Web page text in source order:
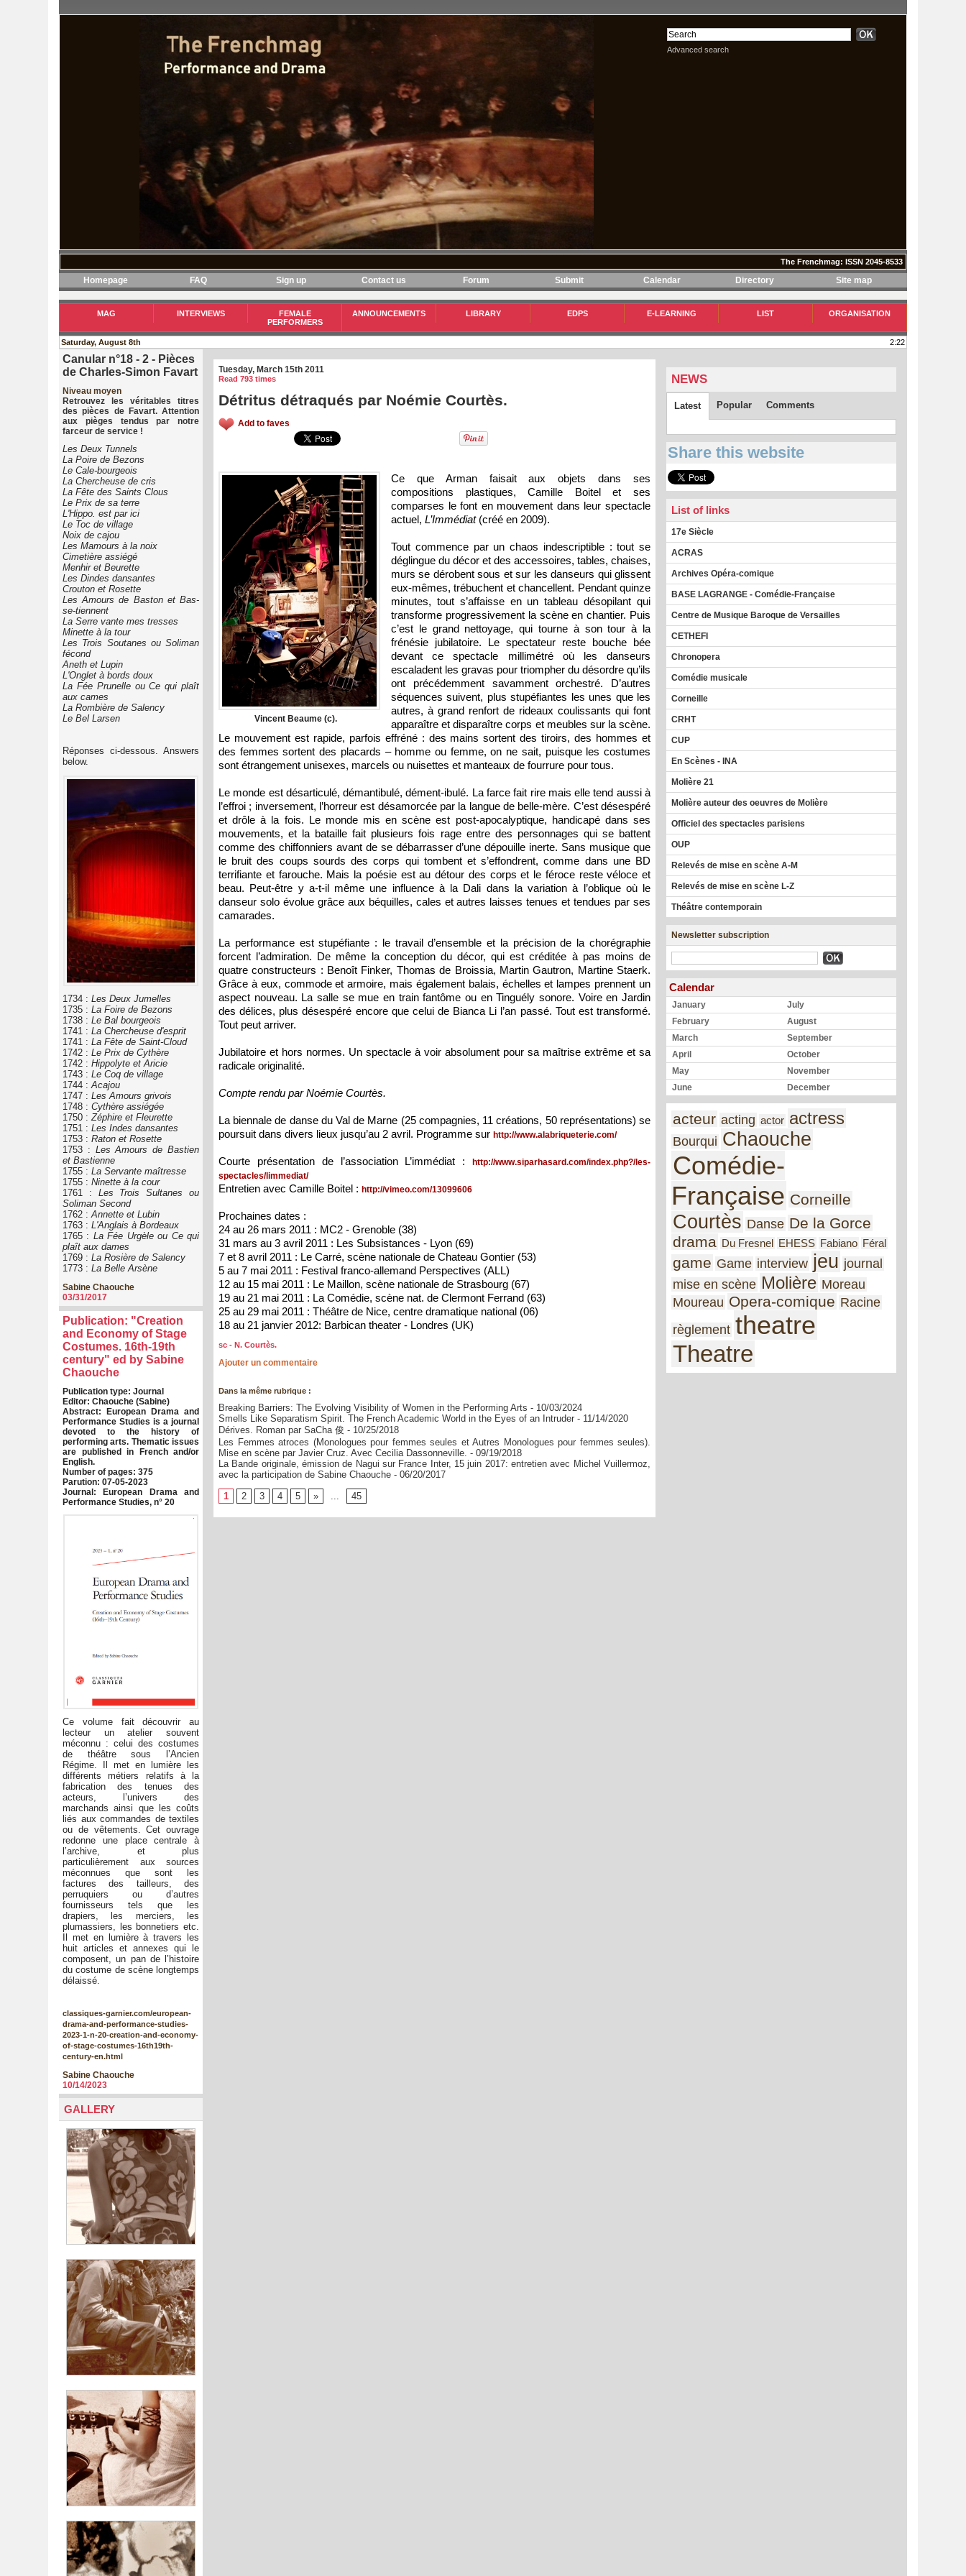
Advanced search
The Frenchmag: ISSN 2045-8533
Homepage FAQ Sign up Contact us Forum Submit Calendar Directory Site map
MAG INTERVIEWS
FEMALE
PERFORMERS
ANNOUNCEMENTS LIBRARY EDPS E-LEARNING LIST ORGANISATION
Saturday, August 8th 2:22
Canular n°18 - 2 - Pièces
de Charles-Simon Favart
Niveau moyen
Retrouvez les véritables titres
des pièces de Favart. Attention
aux pièges tendus par notre
farceur de service !
Les Deux Tunnels
La Poire de Bezons
Le Cale-bourgeois
La Chercheuse de cris
La Fête des Saints Clous
Le Prix de sa terre
L'Hippo. est par ici
Le Toc de village
Noix de cajou
Les Mamours à la noix
Cimetière assiégé
Menhir et Beurette
Les Dindes dansantes
Crouton et Rosette
Les Amours de Baston et Bas-
se-tiennent
La Serre vante mes tresses
Minette à la tour
Les Trois Soutanes ou Soliman
fécond
Aneth et Lupin
L'Onglet à bords doux
La Fée Prunelle ou Ce qui plaît
aux cames
La Rombière de Salency
Le Bel Larsen
Réponses ci-dessous. Answers
below.
1734 : Les Deux Jumelles
1735 : La Foire de Bezons
1738 : Le Bal bourgeois
1741 : La Chercheuse d'esprit
1741 : La Fête de Saint-Cloud
1742 : Le Prix de Cythère
1742 : Hippolyte et Aricie
1743 : Le Coq de village
1744 : Acajou
1747 : Les Amours grivois
1748 : Cythère assiégée
1750 : Zéphire et Fleurette
1751 : Les Indes dansantes
1753 : Raton et Rosette
1753 : Les Amours de Bastien
et Bastienne
1755 : La Servante maîtresse
1755 : Ninette à la cour
1761 : Les Trois Sultanes ou
Soliman Second
1762 : Annette et Lubin
1763 : L'Anglais à Bordeaux
1765 : La Fée Urgèle ou Ce qui
plaît aux dames
1769 : La Rosière de Salency
1773 : La Belle Arsène
Sabine Chaouche
03/31/2017
Publication: "Creation
and Economy of Stage
Costumes. 16th-19th
century" ed by Sabine
Chaouche
Publication type: Journal
Editor: Chaouche (Sabine)
Abstract: European Drama and
Performance Studies is a journal
devoted to the history of
performing arts. Thematic issues
are published in French and/or
English.
Number of pages: 375
Parution: 07-05-2023
Journal: European Drama and
Performance Studies, n° 20
Ce volume fait découvrir au
lecteur un atelier souvent
méconnu : celui des costumes
de théâtre sous l’Ancien
Régime. Il met en lumière les
différents métiers relatifs à la
fabrication des tenues des
acteurs, l’univers des
marchands ainsi que les coûts
liés aux commandes de textiles
ou de vêtements. Cet ouvrage
redonne une place centrale à
l’archive, et plus
particulièrement aux sources
méconnues que sont les
factures des tailleurs, des
perruquiers ou d’autres
fournisseurs tels que les
drapiers, les merciers, les
plumassiers, les bonnetiers etc.
Il met en lumière à travers les
huit articles et annexes qui le
composent, un pan de l’histoire
du costume de scène longtemps
délaissé.
classiques-garnier.com/european-
drama-and-performance-studies-
2023-1-n-20-creation-and-economy-
of-stage-costumes-16th19th-
century-en.html
Sabine Chaouche
10/14/2023
GALLERY
Tuesday, March 15th 2011
Read 793 times
Détritus détraqués par Noémie Courtès.
Add to faves
Vincent Beaume (c).
Ce que Arman faisait aux objets dans ses
compositions plastiques, Camille Boitel et ses
comparses le font en mouvement dans leur spectacle
actuel, L’Immédiat(créé en 2009).
Tout commence par un chaos indescriptible : tout se
déglingue du décor et des accessoires, tables, chaises,
murs se dérobent sous et sur les danseurs qui glissent
eux-mêmes, trébuchent et chancellent. Pendant quinze
minutes, tout s’affaisse en un tableau désopilant qui
transforme progressivement la scène en chantier. Puis
c’est le grand nettoyage, qui tourne à son tour à la
frénésie jubilatoire. Le spectateur reste bouche bée
devant ce spectacle millimétré où les danseurs
escaladent les gravas pour triompher du désordre qu’ils
ont précédemment savamment orchestré. D’autres
séquences suivent, plus stupéfiantes les unes que les
autres, à grand renfort de rideaux coulissants qui font
apparaître et disparaître corps et meubles sur la scène.
Le mouvement est rapide, parfois effréné : des mains sortent des tiroirs, des hommes et
des femmes sortent des placards – homme ou femme, on ne sait, puisque les costumes
sont étrangement unisexes, marcels ou nuisettes et manteaux de fourrure pour tous.
Le monde est désarticulé, démantibulé, dément-ibulé. La farce fait rire mais elle tend aussi à
l’effroi ; inversement, l’horreur est désamorcée par la langue de belle-mère. C’est désespéré
et drôle à la fois. Le monde mis en scène est post-apocalyptique, handicapé dans ses
mouvements, et la bataille fait plusieurs fois rage entre des personnages qui se battent
comme des chiffonniers avant de se débarrasser d’une dépouille inerte. Sans musique que
le bruit des coups sourds des corps qui tombent et s’effondrent, comme dans une BD
terrifiante et farouche. Mais la poésie est au détour des corps et le féroce reste véloce et
beau. Peut-être y a-t-il même une influence à la Dali dans la variation à l’oblique où le
danseur solo évolue grâce aux béquilles, cales et autres laisses tenues et tendues par ses
camarades.
La performance est stupéfiante : le travail d’ensemble et la précision de la chorégraphie
forcent l’admiration. De même la conception du décor, qui est créditée à pas moins de
quatre constructeurs : Benoît Finker, Thomas de Broissia, Martin Gautron, Martine Staerk.
Grâce à eux, commode et armoire, mais également balais, échelles et lampes prennent un
aspect nouveau. La salle se mue en train fantôme ou en Tinguély sonore. Voire en Jardin
des délices, plus désespéré encore que celui de Bianca Li l’an passé. Tout est transformé.
Tout peut arriver.
Jubilatoire et hors normes. Un spectacle à voir absolument pour sa maîtrise extrême et sa
radicale originalité.
Compte rendu par Noémie Courtès.
La biennale de danse du Val de Marne (25 compagnies, 11 créations, 50 représentations) se
poursuit dans divers lieux jusqu’au 2 avril. Programme sur http://www.alabriqueterie.com/
Courte présentation de l’association L’immédiat :
http://www.siparhasard.com/index.php?/les-
spectacles/limmediat/
Entretien avec Camille Boitel : http://vimeo.com/13099606
Prochaines dates :
24 au 26 mars 2011 : MC2 - Grenoble (38)
31 mars au 3 avril 2011 : Les Subsistances - Lyon (69)
7 et 8 avril 2011 : Le Carré, scène nationale de Chateau Gontier (53)
5 au 7 mai 2011 : Festival franco-allemand Perspectives (ALL)
12 au 15 mai 2011 : Le Maillon, scène nationale de Strasbourg (67)
19 au 21 mai 2011 : La Comédie, scène nat. de Clermont Ferrand (63)
25 au 29 mai 2011 : Théâtre de Nice, centre dramatique national (06)
18 au 21 janvier 2012: Barbican theater - Londres (UK)
sc - N. Courtès.
Ajouter un commentaire
Dans la même rubrique :
Breaking Barriers: The Evolving Visibility of Women in the Performing Arts - 10/03/2024
Smells Like Separatism Spirit. The French Academic World in the Eyes of an Intruder - 11/14/2020
Dérives. Roman par SaCha 俊 - 10/25/2018
Les Femmes atroces (Monologues pour femmes seules et Autres Monologues pour femmes seules).
Mise en scène par Javier Cruz. Avec Cecilia Dassonneville. - 09/19/2018
La Bande originale, émission de Nagui sur France Inter, 15 juin 2017: entretien avec Michel Vuillermoz,
avec la participation de Sabine Chaouche - 06/20/2017
1
2 3 4 5 » ... 45
NEWS
Latest Popular Comments
Share this website
List of links
17e Siècle
ACRAS
Archives Opéra-comique
BASE LAGRANGE - Comédie-Française
Centre de Musique Baroque de Versailles
CETHEFI
Chronopera
Comédie musicale
Corneille
CRHT
CUP
En Scènes - INA
Molière 21
Molière auteur des oeuvres de Molière
Officiel des spectacles parisiens
OUP
Relevés de mise en scène A-M
Relevés de mise en scène L-Z
Théâtre contemporain
Newsletter subscription
Calendar
January
February
March
April
May
June
July
August
September
October
November
December
acteur acting actor actress
Bourqui Chaouche
Comédie-
Française Corneille
Courtès Danse De la Gorce
drama Du Fresnel EHESS Fabiano Féral
game Game interview jeu journal
mise en scène Molière Moreau
Moureau Opera-comique Racine
règlement theatre
Theatre